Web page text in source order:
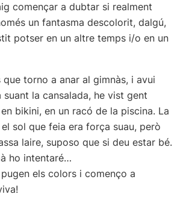
començar a dubtar si realment
un fantasma descolorit, dalgú,
potser en un altre temps i/o en un
torno a anar al gimnàs, i avui
suant la cansalada, he vist gent
bikini, en un racó de la piscina. La
sol que feia era força suau, però
laire, suposo que si deu estar bé.
ho intentaré…
els colors i començo a